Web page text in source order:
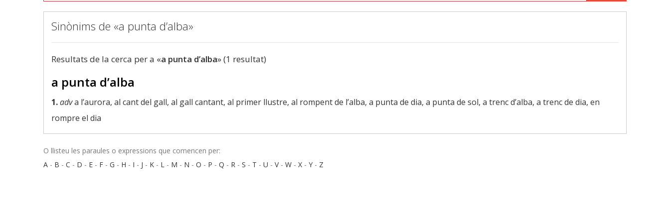
Sinònims de «a punta d’alba»
Resultats de la cerca per a «a punta d’alba» (1 resultat)
a punta d’alba
1.adva l’aurora, al cant del gall, al gall cantant, al primer llustre, al rompent de l’alba, a punta de dia, a punta de sol, a trenc d’alba, a trenc de dia, en
rompre el dia
O llisteu les paraules o expressions que comencen per:
A - B - C - D - E - F - G - H - I - J - K - L - M - N - O - P - Q - R - S - T - U - V- W - X - Y - Z